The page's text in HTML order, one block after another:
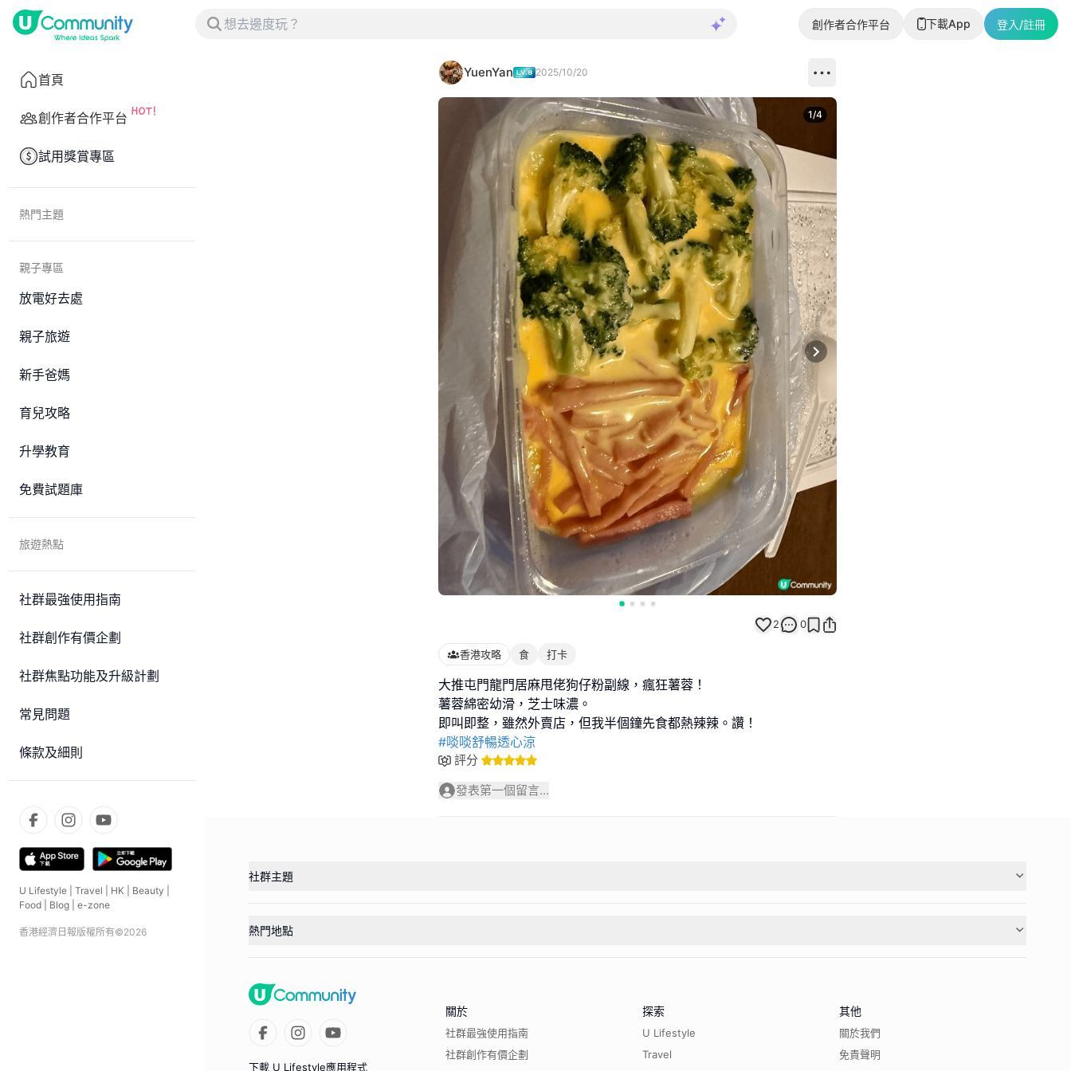
創作者合作平台 下載App 登入/註冊
首頁
創作者合作平台
試用獎賞專區
熱門主題
親子專區
放電好去處
親子旅遊
新手爸媽
育兒攻略
升學教育
免費試題庫
旅遊熱點
社群最強使用指南
社群創作有價企劃
社群焦點功能及升級計劃
常見問題
條款及細則
U Lifestyle Travel HK Beauty
Food
Blog e-zone
香港經濟日報版權所有©2026
YuenYan 2025/10/20
Next slide
1/4
2 0
香港攻略 食 打卡
大推屯門龍門居麻甩佬狗仔粉副線，瘋狂薯蓉！
薯蓉綿密幼滑，芝士味濃。
#啖啖舒暢透心涼
評分
發表第一個留言...
社群主題
熱門地點
下載 U Lifestyle應用程式
關於
社群最強使用指南
社群創作有價企劃
探索
U Lifestyle
Travel
其他
關於我們
免責聲明